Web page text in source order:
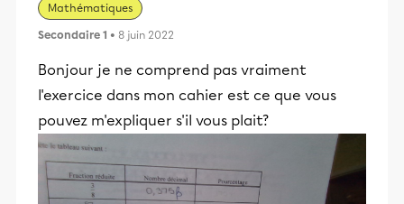
Mathématiques
Secondaire 1 • 8 juin 2022
Bonjour je ne comprend pas vraiment
l'exercice dans mon cahier est ce que vous
pouvez m'expliquer s'il vous plait?